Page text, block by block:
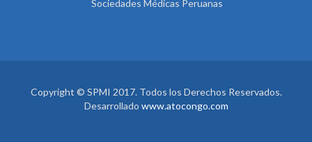
Sociedades Médicas Peruanas
Copyright © SPMI 2017. Todos los Derechos Reservados.
Desarrollado www.atocongo.com